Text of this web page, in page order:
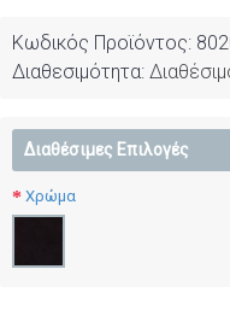
Κωδικός Προϊόντος:
Διαθεσιμότητα:
Διαθέσιμες Επιλογές
Χρώμα